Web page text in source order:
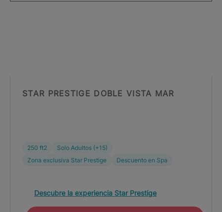
STAR PRESTIGE DOBLE VISTA MAR
250 ft2
Solo Adultos (+15)
Zona exclusiva Star Prestige
Descuento en Spa
Descubre la experiencia Star Prestige